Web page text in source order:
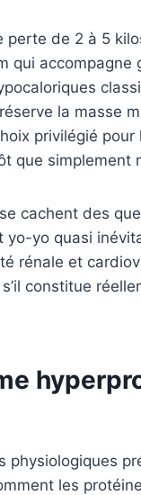
perte de 2 à 5
qui accompagne
la masse
privilégié
que simplement
cachent des
yo-yo quasi
rénale et
constitue
physiologiques
les